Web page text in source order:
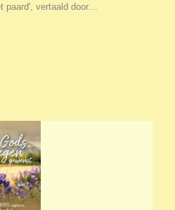
paard', vertaald door…